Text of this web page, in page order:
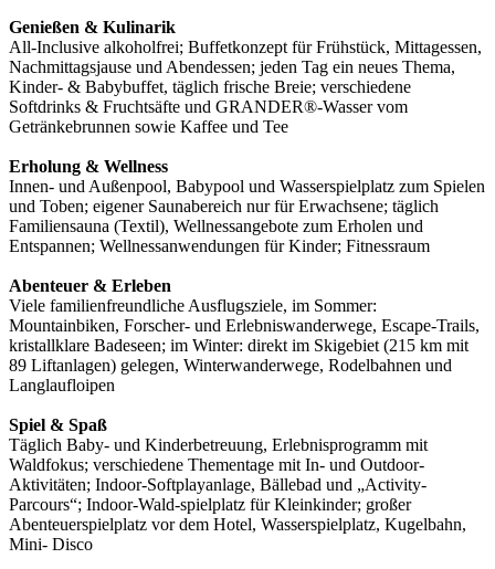
Genießen & Kulinarik
All-Inclusive alkoholfrei; Buffetkonzept für Frühstück, Mittagessen,
Nachmittagsjause und Abendessen; jeden Tag ein neues Thema,
Kinder- & Babybuffet, täglich frische Breie; verschiedene
Softdrinks & Fruchtsäfte und GRANDER®-Wasser vom
Getränkebrunnen sowie Kaffee und Tee
Erholung & Wellness
Innen- und Außenpool, Babypool und Wasserspielplatz zum Spielen
und Toben; eigener Saunabereich nur für Erwachsene; täglich
Familiensauna (Textil), Wellnessangebote zum Erholen und
Entspannen; Wellnessanwendungen für Kinder; Fitnessraum
Abenteuer & Erleben
Viele familienfreundliche Ausflugsziele, im Sommer:
Mountainbiken, Forscher- und Erlebniswanderwege, Escape-Trails,
kristallklare Badeseen; im Winter: direkt im Skigebiet (215 km mit
89 Liftanlagen) gelegen, Winterwanderwege, Rodelbahnen und
Langlaufloipen
Spiel & Spaß
Täglich Baby- und Kinderbetreuung, Erlebnisprogramm mit
Waldfokus; verschiedene Thementage mit In- und Outdoor-
Aktivitäten; Indoor-Softplayanlage, Bällebad und „Activity-
Parcours“; Indoor-Wald-spielplatz für Kleinkinder; großer
Abenteuerspielplatz vor dem Hotel, Wasserspielplatz, Kugelbahn,
Mini- Disco